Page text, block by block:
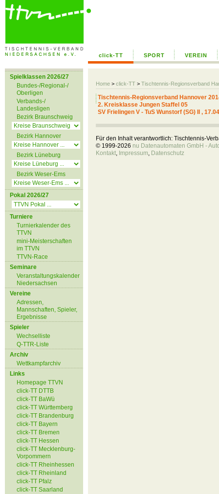
click-TT SPORT VEREIN
Home > click-TT > Tischtennis-Regionsverband
Spielklassen 2026/27
Bundes-/Regional-/
Oberligen
Verbands-/
Landesligen
Bezirk Braunschweig
Bezirk Hannover
Bezirk Lüneburg
Bezirk Weser-Ems
Pokal 2026/27
Turniere
Turnierkalender des
TTVN
mini-Meisterschaften
im TTVN
TTVN-Race
Seminare
Veranstaltungskalender
Niedersachsen
Vereine
Adressen,
Mannschaften, Spieler,
Ergebnisse
Spieler
Wechselliste
Q-TTR-Liste
Archiv
Wettkampfarchiv
Links
Homepage TTVN
click-TT DTTB
click-TT BaWü
click-TT Württemberg
click-TT Brandenburg
click-TT Bayern
click-TT Bremen
click-TT Hessen
click-TT Mecklenburg-
Vorpommern
click-TT Rheinhessen
click-TT Rheinland
click-TT Pfalz
click-TT Saarland
Tischtennis-Regionsverband Hannover
2. Kreisklasse Jungen Staffel 05
SV Frielingen V - TuS Wunstorf (SG) II ,
Für den Inhalt verantwortlich: Tischtennis-
© 1999-2026 nu Datenautomaten GmbH -
Kontakt, Impressum, Datenschutz